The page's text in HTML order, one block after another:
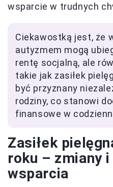
wsparcie w trudnych
Ciekawostką jest, że
autyzmem mogą
rentę socjalną, ale
takie jak zasiłek
być przyznany
rodziny, co stanowi
finansowe w
Zasiłek
roku – zmiany
wsparcia